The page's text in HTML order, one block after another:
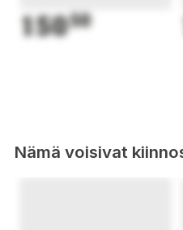
15050
Nämä voisivat